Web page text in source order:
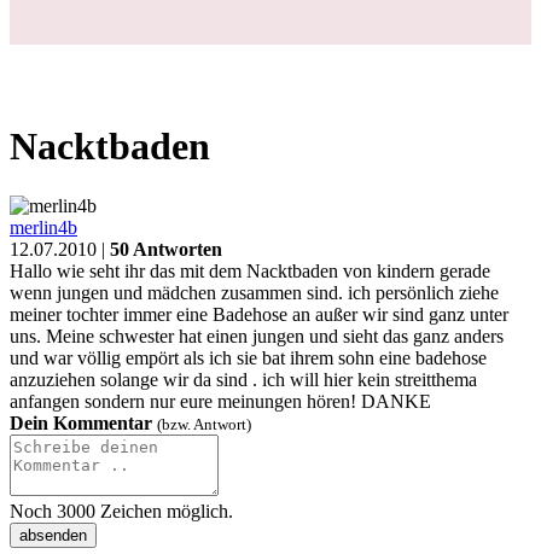
Nacktbaden
merlin4b
12.07.2010 | 50 Antworten
Hallo wie seht ihr das mit dem Nacktbaden von kindern gerade
wenn jungen und mädchen zusammen sind. ich persönlich ziehe
meiner tochter immer eine Badehose an außer wir sind ganz unter
uns. Meine schwester hat einen jungen und sieht das ganz anders
und war völlig empört als ich sie bat ihrem sohn eine badehose
anzuziehen solange wir da sind . ich will hier kein streitthema
anfangen sondern nur eure meinungen hören! DANKE
Dein Kommentar (bzw. Antwort)
Noch 3000 Zeichen möglich.